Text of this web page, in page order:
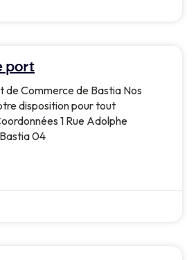
port
Commerce de Bastia Nos
disposition pour tout
1 Rue Adolphe
04